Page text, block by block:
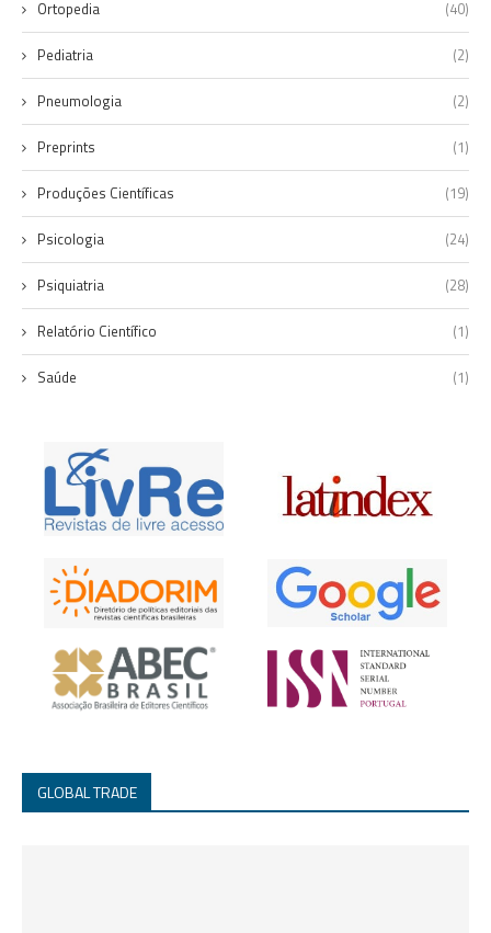
Ortopedia (40)
Pediatria (2)
Pneumologia (2)
Preprints (1)
Produções Científicas (19)
Psicologia (24)
Psiquiatria (28)
Relatório Científico (1)
Saúde (1)
GLOBAL TRADE